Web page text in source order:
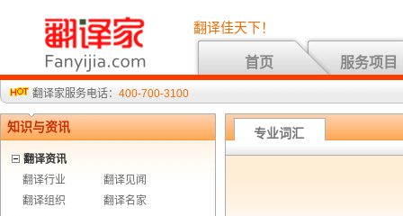
翻译佳天下！
首页 服务项目
翻译家服务电话： 400-700-3100
知识与资讯
翻译资讯
翻译行业
翻译见闻
翻译组织
翻译名家
专业词汇